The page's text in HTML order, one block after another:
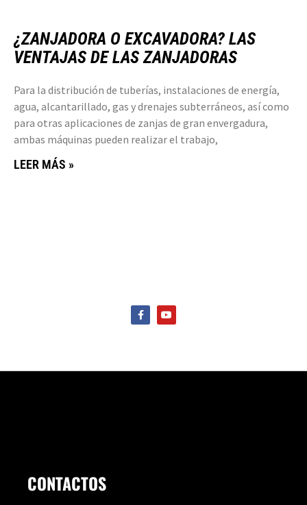
¿ZANJADORA O EXCAVADORA? LAS
VENTAJAS DE LAS ZANJADORAS
Para la distribución de tuberías, instalaciones de energía,
agua, alcantarillado, gas y drenajes subterráneos, así como
para otras aplicaciones de zanjas de gran envergadura,
ambas máquinas pueden realizar el trabajo,
LEER MÁS »
F
a
c
Y
o
u
CONTACTOS